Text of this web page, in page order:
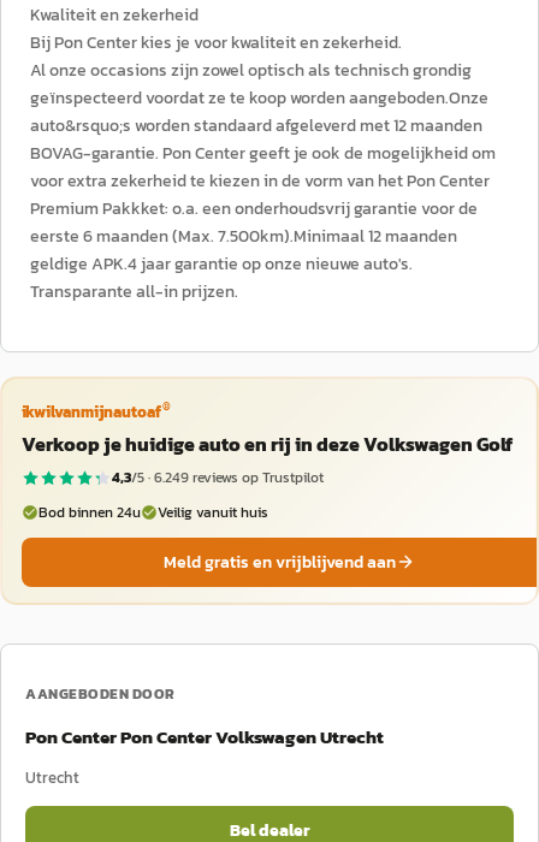
Kwaliteit en zekerheid
Bij Pon Center kies je voor kwaliteit en zekerheid.
Al onze occasions zijn zowel optisch als technisch grondig
geïnspecteerd voordat ze te koop worden aangeboden.Onze
auto&rsquo;s worden standaard afgeleverd met 12 maanden
BOVAG-garantie. Pon Center geeft je ook de mogelijkheid om
voor extra zekerheid te kiezen in de vorm van het Pon Center
Premium Pakkket: o.a. een onderhoudsvrij garantie voor de
eerste 6 maanden (Max. 7.500km).Minimaal 12 maanden
geldige APK.4 jaar garantie op onze nieuwe auto's.
Transparante all-in prijzen.
ikwilvanmijnautoaf®
Verkoop je huidige auto en rij in deze Volkswagen Golf
4,3/5 ·6.249reviews op Trustpilot
Bod binnen 24u
Veilig vanuit huis
Meld gratis en vrijblijvend aan
AANGEBODEN DOOR
Pon Center Pon Center Volkswagen Utrecht
Utrecht
Bel dealer